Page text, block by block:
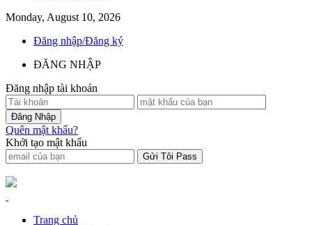
Monday, August 10, 2026
Đăng nhập/Đăng ký
ĐĂNG NHẬP
Đăng nhập tài khoản
Quên mật khẩu?
Khởi tạo mật khẩu
Trang chủ